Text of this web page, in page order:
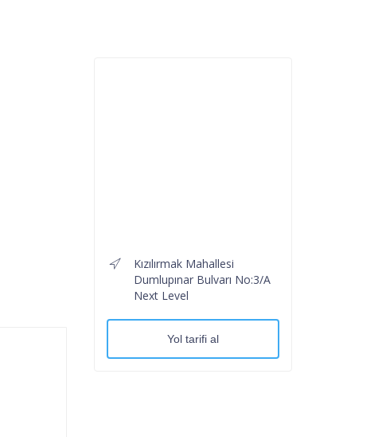
Kızılırmak Mahallesi
Dumlupınar Bulvarı No:3/A
Next Level
Yol tarifi al